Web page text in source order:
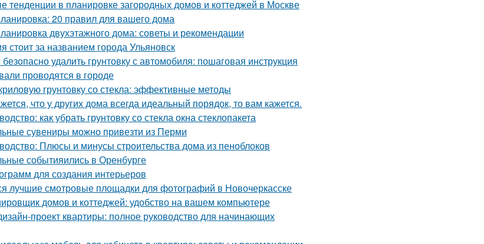
тенденции в планировке загородных домов и коттеджей в Москве
20 правил для вашего дома
двухэтажного дома: советы и рекомендации
стоит за названием города Ульяновск
удалить грунтовку с автомобиля: пошаговая инструкция
проводятся в городе
грунтовку со стекла: эффективные методы
что у других дома всегда идеальный порядок, то вам кажется.
как убрать грунтовку со стекла окна стеклопакета
сувениры можно привезти из Перми
Плюсы и минусы строительства дома из пеноблоков
событияились в Оренбурге
для создания интерьеров
лучшие смотровые площадки для фотографий в Новочеркасске
домов и коттеджей: удобство на вашем компьютере
проект квартиры: полное руководство для начинающих